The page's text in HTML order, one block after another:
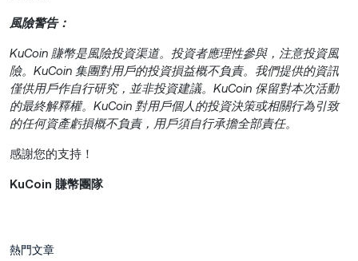
風險警告：
KuCoin 賺幣是風險投資渠道。投資者應理性參與，注意投資風
險。KuCoin 集團對用戶的投資損益概不負責。我們提供的資訊
僅供用戶作自行研究，並非投資建議。KuCoin 保留對本次活動
的最終解釋權。KuCoin 對用戶個人的投資決策或相關行為引致
的任何資產虧損概不負責，用戶須自行承擔全部責任。
感謝您的支持！
KuCoin 賺幣團隊
熱門文章